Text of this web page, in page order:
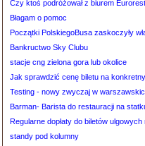
Czy ktoś podróżował z biurem
Błagam o pomoc
Początki PolskiegoBusa zaskoczyły
Bankructwo Sky Clubu
stacje cng zielona gora lub okolice
Jak sprawdzić cenę biletu na
Testing - nowy zwyczaj w
Barman- Barista do restauracji na
Regularne dopłaty do biletów ulgowych
standy pod kolumny